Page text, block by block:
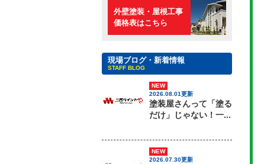
外壁塗装・屋根工事
価格表はこちら
現場ブログ・新着情報
STAFF BLOG
NEW
2026.08.01更新
塗装屋さんって「塗る
だけ」じゃない！一...
NEW
2026.07.30更新